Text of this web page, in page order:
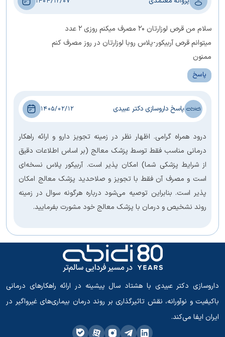
سلام من قرص لوزارتان ۲۰ مصرف میکنم روزی ۲ عدد
میتوانم قرص آربیکور-پلاس روبا لوزارتان در روز مصرف کنم
ممنون
پاسخ
پاسخ داروسازی دکتر عبیدی 1405/02/12
درود همراه گرامی. اظهار نظر در زمینه تجویز دارو و ارائه راهکار
درمانی مناسب فقط توسط پزشک معالج (بر اساس اطلاعات دقیق
از شرایط پزشکی شما) امکان پذیر است. آربیکور پلاس نسخه‌ای
است و مصرف آن فقط با تجویز و صلاحدید پزشک معالج امکان
پذیر است. بنابراین توصیه می‌شود درباره هرگونه سوال در زمینه
روند نشخیص و درمان با پزشک معالج خود مشورت بفرمایید.
داروسازی دکتر عبیدی با هشتاد سال پیشینه در ارائه راهکارهای درمانی
باکیفیت و نوآورانه، نقش تاثیرگذاری بر روند درمان بیماری‌های غیرواگیر در
ایران ایفا می‌کند.